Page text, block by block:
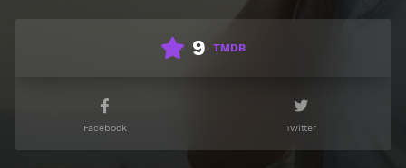
9 TMDB
Facebook Twitter